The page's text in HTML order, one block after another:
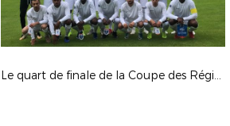
Le quart de finale de la Coupe des Régions UEFA en images